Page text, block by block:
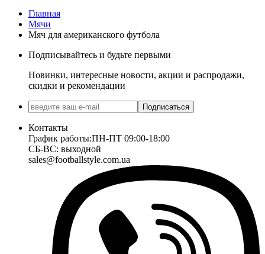
Главная
Мячи
Мяч для американского футбола
Подписывайтесь и будьте первыми
Новинки, интересные новости, акции и распродажи,
скидки и рекомендации
Подписаться
Контакты
График работы:ПН-ПТ 09:00-18:00
СБ-ВС: выходной
sales@footballstyle.com.ua